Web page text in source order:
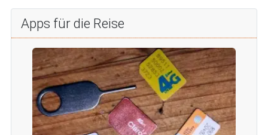
Apps für die Reise